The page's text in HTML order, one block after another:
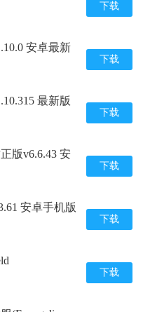
下载
安卓最新
下载
最新版
下载
版v6.6.43 安
下载
安卓手机版
下载
下载